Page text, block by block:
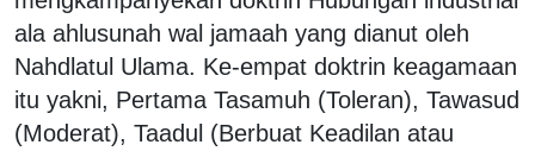
ala ahlusunah wal jamaah yang dianut oleh
Nahdlatul Ulama. Ke-empat doktrin keagamaan
itu yakni, Pertama Tasamuh (Toleran), Tawasud
(Moderat), Taadul (Berbuat Keadilan atau